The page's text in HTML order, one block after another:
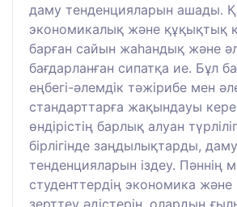
даму тенденцияларын ашады.
экономикалық және құқықтық
барған сайын жаһандық және
бағдарланған сипатқа ие. Бұл
еңбегі-әлемдік тәжірибе мен
стандарттарға жақындауы
өндірістің барлық алуан
бірлігінде заңдылықтарды, даму
тенденцияларын іздеу. Пәннің
студенттердің экономика және
зерттеу әдістерін, олардың